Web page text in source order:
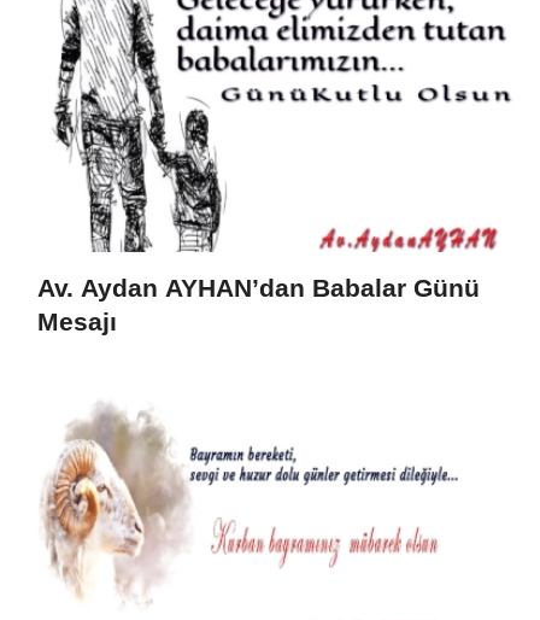
Av. Aydan AYHAN’dan Babalar Günü
Mesajı